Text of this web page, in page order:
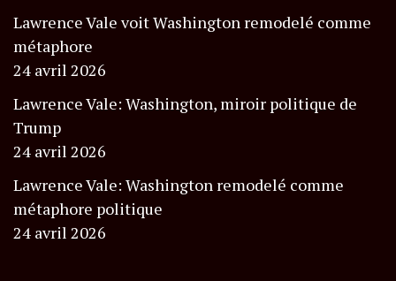
Lawrence Vale voit Washington remodelé comme
métaphore
24 avril 2026
Lawrence Vale: Washington, miroir politique de
Trump
24 avril 2026
Lawrence Vale: Washington remodelé comme
métaphore politique
24 avril 2026